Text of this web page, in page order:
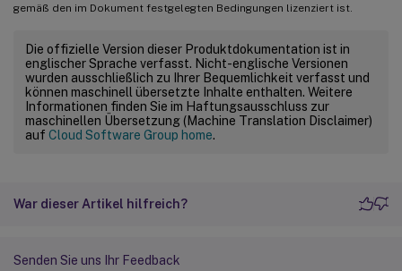
gemäß den im Dokument festgelegten Bedingungen lizenziert ist.
Die offizielle Version dieser Produktdokumentation ist in
englischer Sprache verfasst. Nicht-englische Versionen
wurden ausschließlich zu Ihrer Bequemlichkeit verfasst und
können maschinell übersetzte Inhalte enthalten. Weitere
Informationen finden Sie im Haftungsausschluss zur
maschinellen Übersetzung (Machine Translation Disclaimer)
auf Cloud Software Group home.
War dieser Artikel hilfreich?
Senden Sie uns Ihr Feedback